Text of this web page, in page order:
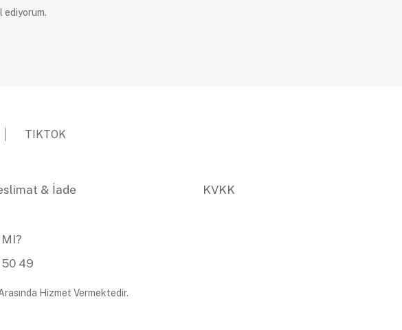
ediyorum.
TIKTOK
& İade KVKK
50 49
Hizmet Vermektedir.